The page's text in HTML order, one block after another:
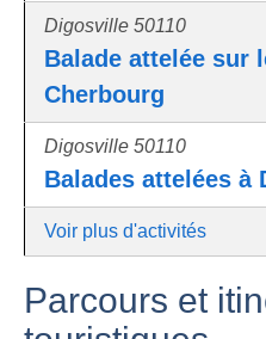
Digosville 50110
Balade attelée sur
Cherbourg
Digosville 50110
Balades attelées à
Voir plus d'activités
Parcours et